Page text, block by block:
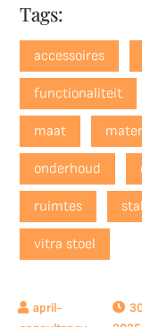
Tags:
accessoires
functionaliteit
maat
onderhoud
ruimtes
vitra stoel